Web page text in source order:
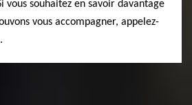
vous souhaitez en savoir davantage
vous accompagner, appelez-